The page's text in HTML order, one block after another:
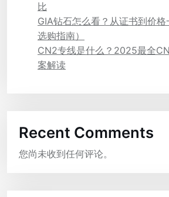
比
GIA钻石怎么看？从证书到价
选购指南）
CN2专线是什么？2025最全
案解读
Recent Comments
您尚未收到任何评论。